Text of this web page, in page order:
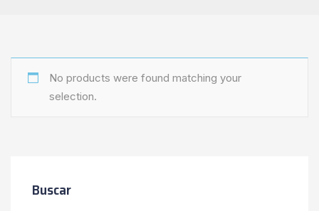
No products were found matching your
selection.
Buscar